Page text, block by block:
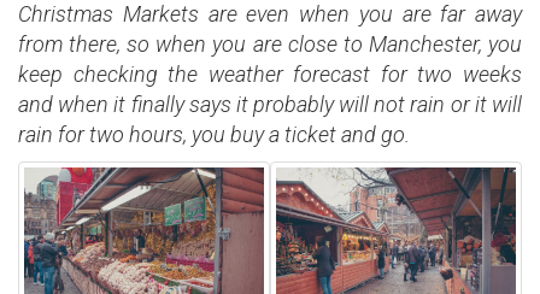
Christmas Markets are even when you are far away
from there, so when you are close to Manchester, you
keep checking the weather forecast for two weeks
and when it finally says it probably will not rain or it will
rain for two hours, you buy a ticket and go.